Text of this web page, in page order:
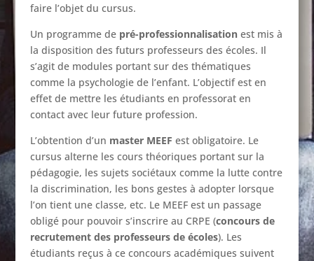
faire l’objet du cursus.
Un programme de pré-professionnalisationest mis à
la disposition des futurs professeurs des écoles. Il
s’agit de modules portant sur des thématiques
comme la psychologie de l’enfant. L’objectif est en
effet de mettre les étudiants en professorat en
contact avec leur future profession.
L’obtention d’un master MEEF est obligatoire. Le
cursus alterne les cours théoriques portant sur la
pédagogie, les sujets sociétaux comme la lutte contre
la discrimination, les bons gestes à adopter lorsque
l’on tient une classe, etc. Le MEEF est un passage
obligé pour pouvoir s’inscrire au CRPE (concours de
recrutement des professeurs de écoles). Les
étudiants reçus à ce concours académiques suivent